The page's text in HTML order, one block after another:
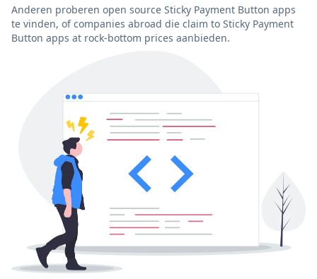
Anderen proberen open source Sticky Payment Button apps
te vinden, of companies abroad die claim to Sticky Payment
Button apps at rock-bottom prices aanbieden.